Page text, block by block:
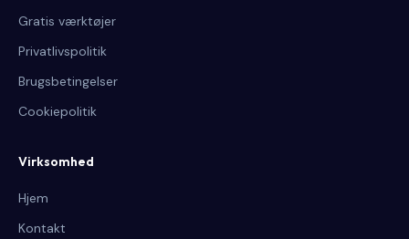
Gratis værktøjer
Privatlivspolitik
Brugsbetingelser
Cookiepolitik
Virksomhed
Hjem
Kontakt